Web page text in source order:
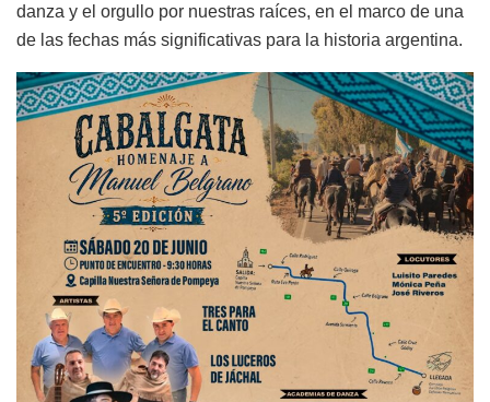
danza y el orgullo por nuestras raíces, en el marco de una
de las fechas más significativas para la historia argentina.